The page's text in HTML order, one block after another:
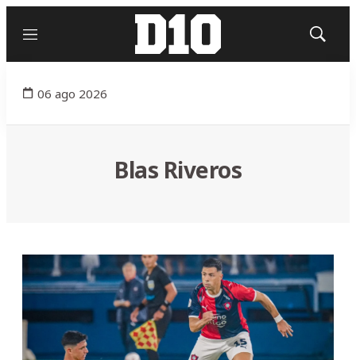
Menú
Mostrar
06 ago 2026
Blas Riveros